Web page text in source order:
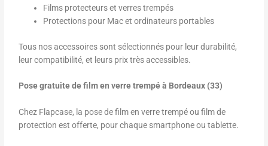
Films protecteurs et verres trempés
Protections pour Mac et ordinateurs portables
Tous nos accessoires sont sélectionnés pour leur durabilité,
leur compatibilité, et leurs prix très accessibles.
Pose gratuite de film en verre trempé à Bordeaux (33)
Chez Flapcase, la pose de film en verre trempé ou film de
protection est offerte, pour chaque smartphone ou tablette.